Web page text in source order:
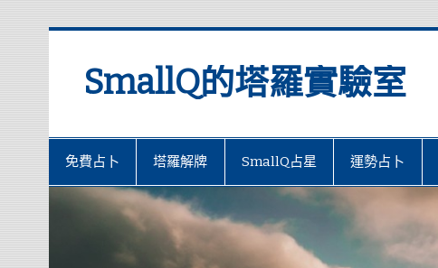
SmallQ的塔羅實驗室
免費占卜 塔羅解牌 SmallQ占星 運勢占卜